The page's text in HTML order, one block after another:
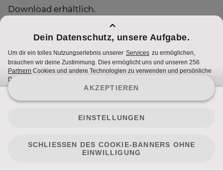
Download erhältlich.
Mehr Infos untercafepuls.at.
Nutzungsbedingungen
Cookie Hinweise
Impressum